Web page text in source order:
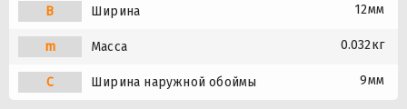
B Ширина 12мм
m Масса 0.032кг
C Ширина наружной обоймы 9мм